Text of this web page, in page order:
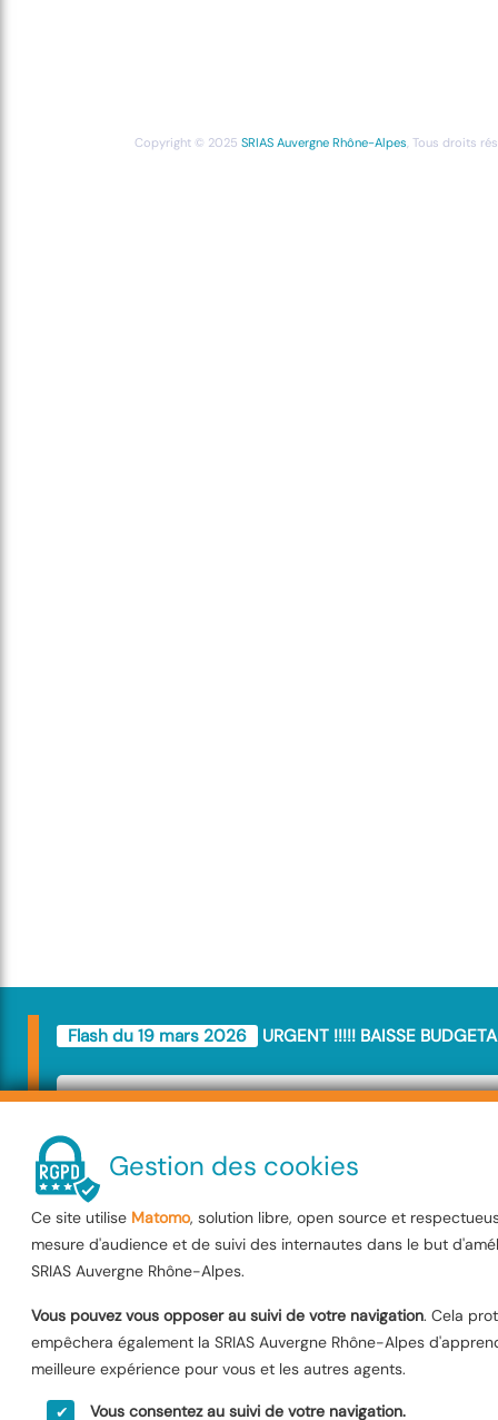
Copyright © 2025 SRIAS Auvergne Rhône-Alpes, Tous droits
Flash du 19 mars 2026 URGENT !!!!! BAISSE
URGENT !!!!!
BUDGETAIRE
Le Budget SRIAS va être amputé
décision va impacter l'ensemble
Interministérielle . Les membres de
dénoncent une décision injuste,
pas à être faites sur le dos des
Gestion des cookies
Ce site utilise Matomo, solution libre, open source et
mesure d'audience et de suivi des internautes dans le but
SRIAS Auvergne Rhône-Alpes.
Vous pouvez vous opposer au suivi de votre navigation. Cela
empêchera également la SRIAS Auvergne Rhône-Alpes
meilleure expérience pour vous et les autres agents.
Vous consentez au suivi de votre navigation.